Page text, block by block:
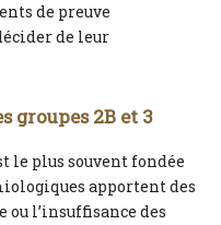
de preuve
de leur
groupes 2B et 3
le plus souvent fondée
apportent des
ou l’insuffisance des